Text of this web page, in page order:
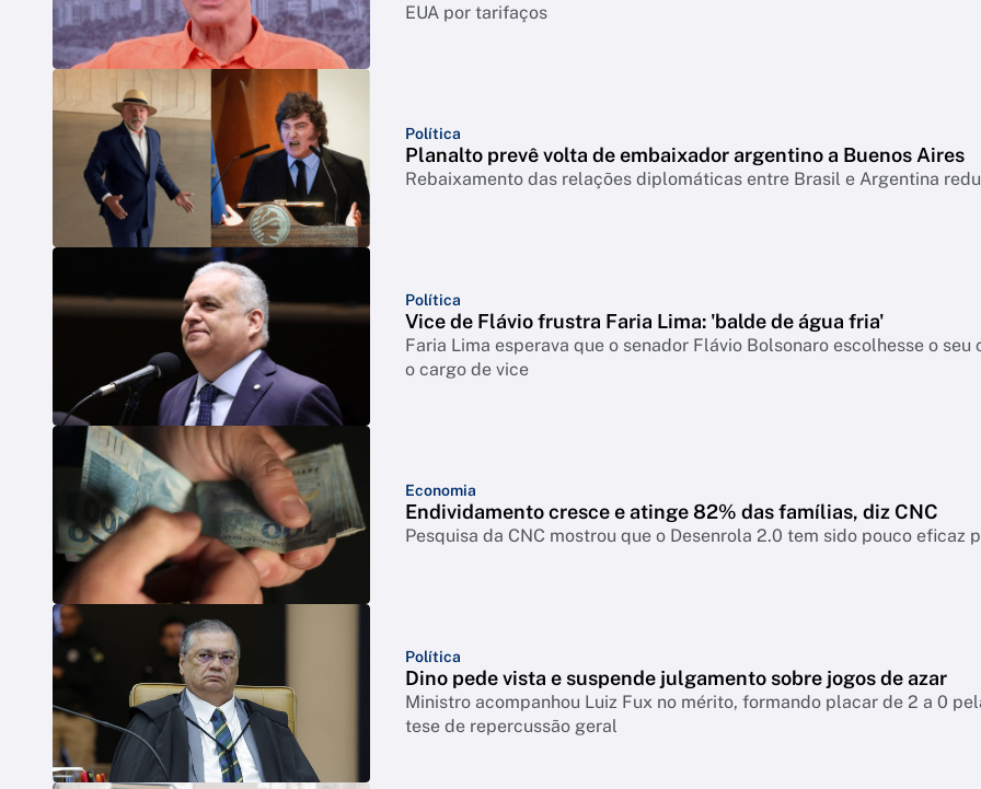
EUA por tarifaços
Política
Planalto prevê volta de embaixador argentino a Buenos Aires
Rebaixamento das relações diplomáticas entre Brasil e Argentina
Política
Vice de Flávio frustra Faria Lima: 'balde de água fria'
Faria Lima esperava que o senador Flávio Bolsonaro escolhesse o
o cargo de vice
Economia
Endividamento cresce e atinge 82% das famílias, diz CNC
Pesquisa da CNC mostrou que o Desenrola 2.0 tem sido pouco eficaz
Política
Dino pede vista e suspende julgamento sobre jogos de azar
Ministro acompanhou Luiz Fux no mérito, formando placar de 2 a 0
tese de repercussão geral